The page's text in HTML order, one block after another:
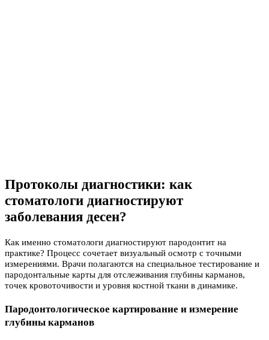
Протоколы диагностики: как
стоматологи диагностируют
заболевания десен?
Как именно стоматологи диагностируют пародонтит на
практике? Процесс сочетает визуальный осмотр с точными
измерениями. Врачи полагаются на специальное тестирование и
пародонтальные карты для отслеживания глубины карманов,
точек кровоточивости и уровня костной ткани в динамике.
Пародонтологическое картирование и измерение
глубины карманов